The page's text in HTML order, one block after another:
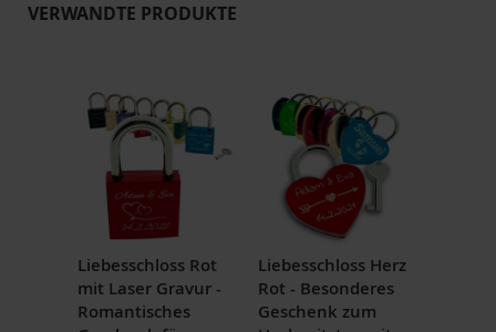
VERWANDTE PRODUKTE
Liebesschloss Rot
mit Laser Gravur -
Romantisches
Liebesschloss Herz
Rot - Besonderes
Geschenk zum